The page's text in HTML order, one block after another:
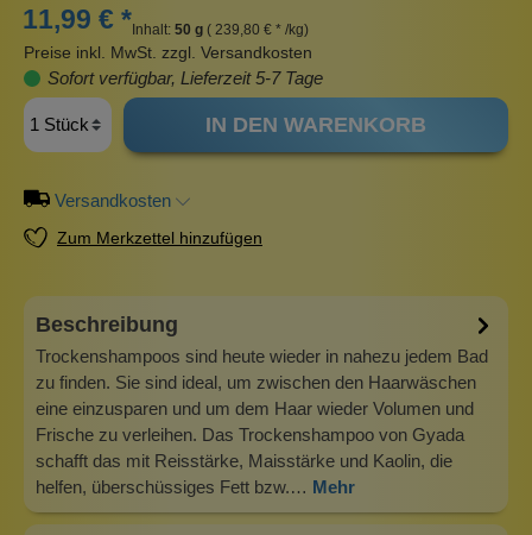
11,99 € * Inhalt: 50 g ( 239,80 € * /kg)
Preise inkl. MwSt. zzgl. Versandkosten
Sofort verfügbar, Lieferzeit 5-7 Tage
IN DEN WARENKORB
Versandkosten
Zum Merkzettel hinzufügen
Beschreibung
Trockenshampoos sind heute wieder in nahezu jedem Bad
zu finden. Sie sind ideal, um zwischen den Haarwäschen
eine einzusparen und um dem Haar wieder Volumen und
Frische zu verleihen. Das Trockenshampoo von Gyada
schafft das mit Reisstärke, Maisstärke und Kaolin, die
helfen, überschüssiges Fett bzw.… Mehr